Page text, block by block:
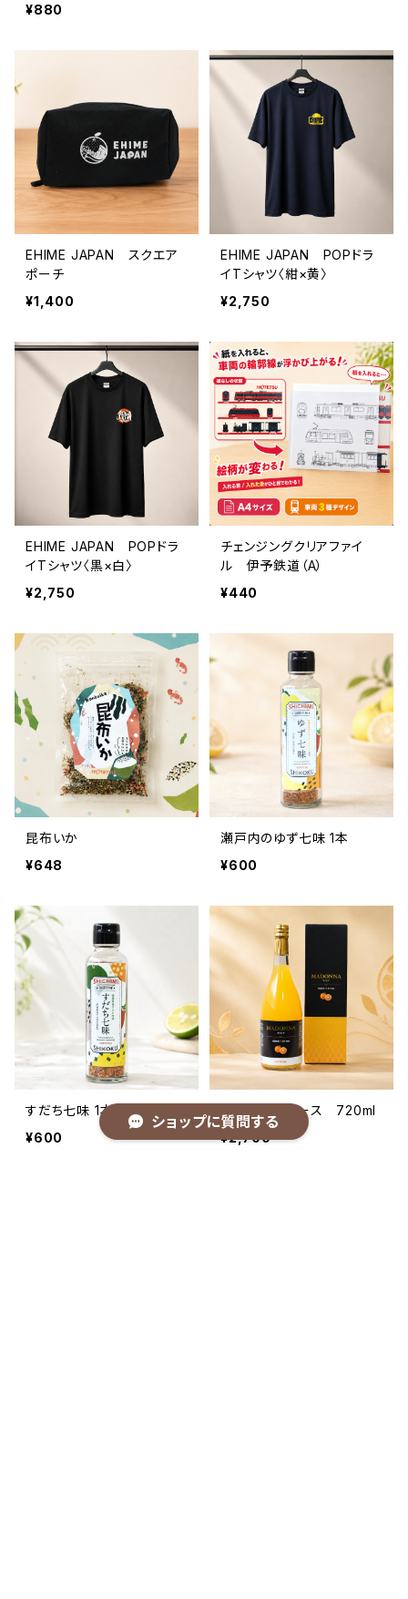
¥880
EHIME JAPAN スクエア
ポーチ
¥1,400
EHIME JAPAN POPドラ
イTシャツ〈紺×黄〉
¥2,750
EHIME JAPAN POPドラ
イTシャツ〈黒×白〉
¥2,750
チェンジングクリアファイ
ル 伊予鉄道（A）
¥440
昆布いか
¥648
瀬戸内のゆず七味 1本
¥600
すだち七味 1本
¥600
まどんなジュース 720ml
¥2,700
ショップに質問する